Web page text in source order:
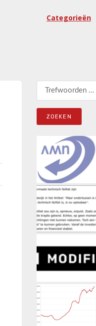
Categorieën
Zoeken naar: